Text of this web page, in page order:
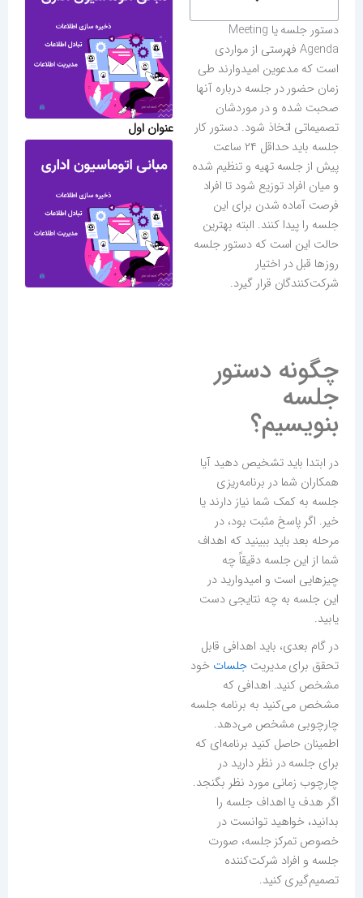
دستور جلسه یا Meeting
Agenda فهرستی از مواردی
است که مدعوین امیدوارند طی
زمان حضور در جلسه درباره آنها
صحبت شده و در موردشان
تصمیماتی اتخاذ شود. دستور کار
جلسه باید حداقل ۲۴ ساعت
پیش از جلسه تهیه و تنظیم شده
و میان افراد توزیع شود تا افراد
فرصت آماده شدن برای این
جلسه را پیدا کنند. البته بهترین
حالت این است که دستور جلسه
روزها قبل در اختیار
شرکت‌کنندگان قرار گیرد.
چگونه دستور
جلسه
بنویسیم؟
در ابتدا باید تشخیص دهید آیا
همکاران شما در برنامه‌ریزی
جلسه به کمک شما نیاز دارند یا
خیر. اگر پاسخ مثبت بود، در
مرحله بعد باید ببینید که اهداف
شما از این جلسه دقیقاً چه
چیزهایی است و امیدوارید در
این جلسه به چه نتایجی دست
یابید.
در گام بعدی، باید اهدافی قابل
تحقق برای مدیریتجلسات خود
مشخص کنید. اهدافی که
مشخص می‌کنید به برنامه جلسه
چارچوبی مشخص می‌دهد.
اطمینان حاصل کنید برنامه‌ای که
برای جلسه در نظر دارید در
چارچوب زمانی مورد نظر بگنجد.
اگر هدف یا اهداف جلسه را
بدانید، خواهید توانست در
خصوص تمرکز جلسه، صورت
جلسه و افراد شرکت‌کننده
تصمیم‌گیری کنید.
عنوان اول